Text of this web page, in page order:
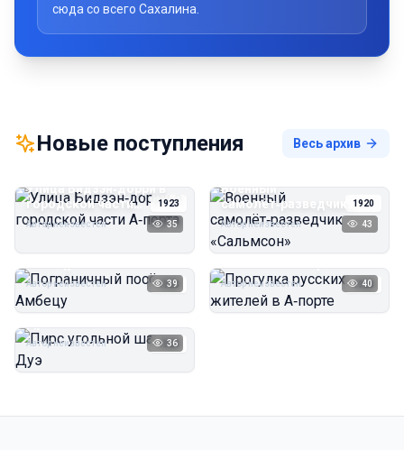
сюда со всего Сахалина.
Новые поступления Весь архив
1923
Улица Бидзэн‑дорри в
городской части
А‑порта
Автор неизвестен 35
1920
Военный
самолёт‑разведчик
«Сальмсон»
Автор неизвестен 43
1923
Автор неизвестен 39 1923
Прогулка русских
Автор неизвестен 40
1923
Пирс угольной шахты
Автор неизвестен 36